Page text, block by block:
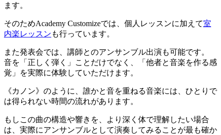
ます。
そのためAcademy Customizeでは、個人レッスンに加えて室
内楽レッスン も行っています。
また発表会では、講師とのアンサンブル出演も可能です。
音を「正しく弾く」ことだけでなく、「他者と音楽を作る感
覚」を実際に体験していただけます。
《カノン》のように、誰かと音を重ねる音楽には、ひとりで
は得られない時間の流れがあります。
もしこの曲の構造や響きを、より深く体で理解したい場合
は、実際にアンサンブルとして演奏してみることが最も確か